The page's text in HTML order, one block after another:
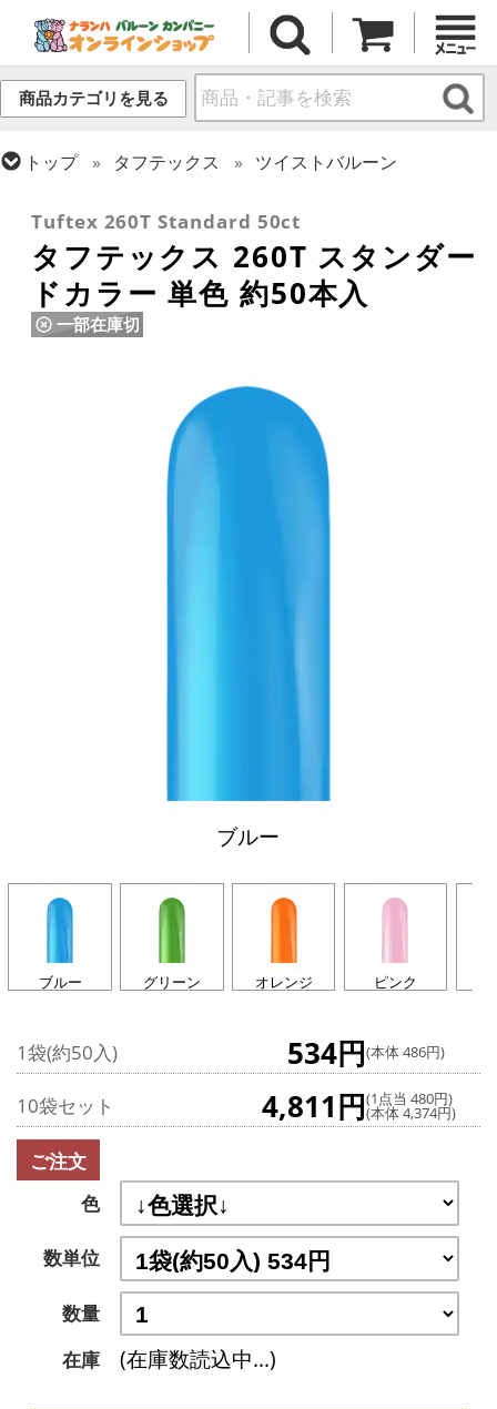
商品カテゴリを見る
トップ タフテックス
ツイストバルーン
Tuftex 260T Standard 50ct
タフテックス 260T スタンダー
ドカラー 単色 約50本入
一部在庫切
ブルー
ブルー グリーン オレンジ ピンク
1袋(約50入) 534円(本体 486円)
10袋セット 4,811円(1点当 480円)
(本体 4,374円)
ご注文
色
数単位
数量
在庫
(在庫数読込中...)